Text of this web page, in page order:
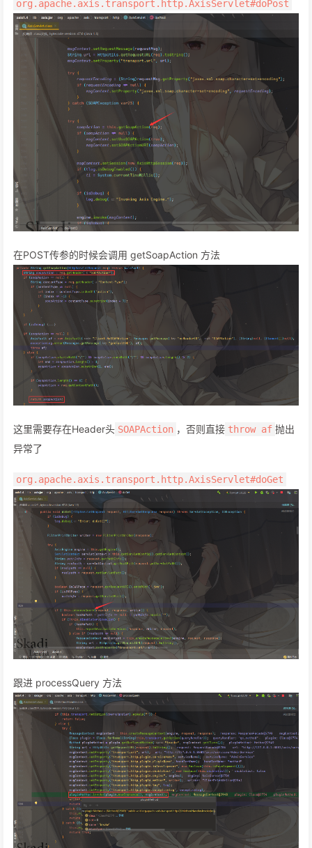
org.apache.axis.transport.http.AxisServlet#doPost
在POST传参的时候会调用 getSoapAction 方法
这里需要存在Header头 SOAPAction ，否则直接 throw af 抛出
异常了
org.apache.axis.transport.http.AxisServlet#doGet
跟进 processQuery 方法